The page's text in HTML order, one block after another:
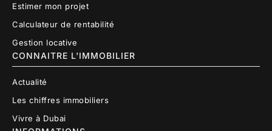
Estimer mon projet
Calculateur de rentabilité
Gestion locative
CONNAITRE L'IMMOBILIER
Actualité
Les chiffres immobiliers
Vivre à Dubai